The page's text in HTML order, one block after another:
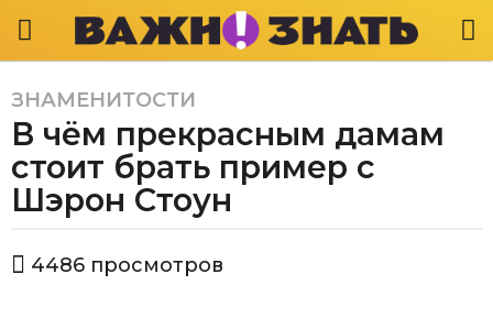
5
л
т
a
o
ЗНАМЕНИТОСТИ
В чём прекрасным дамам
стоит брать пример с
Шэрон Стоун
в
4486 просмотров